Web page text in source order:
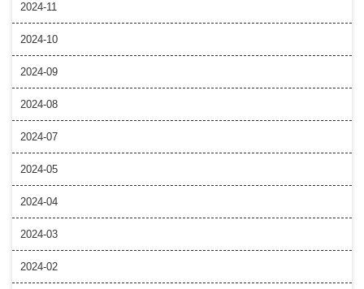
2024-11
2024-10
2024-09
2024-08
2024-07
2024-05
2024-04
2024-03
2024-02